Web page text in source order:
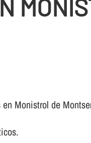
Monistrol de